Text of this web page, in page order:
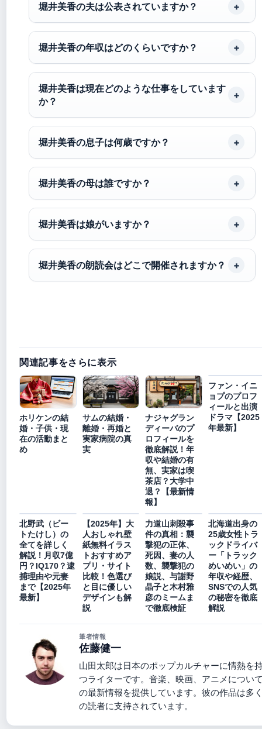
堀井美香の夫は公表されていますか？
堀井美香の年収はどのくらいですか？
堀井美香は現在どのような仕事をしています
か？
堀井美香の息子は何歳ですか？
堀井美香の母は誰ですか？
堀井美香は娘がいますか？
堀井美香の朗読会はどこで開催されますか？
関連記事をさらに表示
ホリケンの結
婚・子供・現
在の活動まと
め
サムの結婚・
離婚・再婚と
実家病院の真
実
ナジャグラン
ディーバのプ
ロフィールを
徹底解説！年
収や結婚の有
無、実家は喫
茶店？大学中
退？【最新情
報】
ファン・イニ
ョプのプロフ
ィールと出演
ドラマ【2025
年最新】
北野武（ビー
トたけし）の
全てを詳しく
解説！月収7億
円？IQ170？逮
捕理由や元妻
まで【2025年
最新】
【2025年】大
人おしゃれ壁
紙無料イラス
トおすすめア
プリ・サイト
比較！色選び
と目に優しい
デザインも解
説
力道山刺殺事
件の真相：襲
撃犯の正体、
死因、妻の人
数、襲撃犯の
娘説、与謝野
晶子と木村雅
彦のミームま
で徹底検証
北海道出身の
25歳女性トラ
ックドライバ
ー「トラック
めいめい」の
年収や経歴、
SNSでの人気
の秘密を徹底
解説
筆者情報
佐藤健一
山田太郎は日本のポップカルチャーに情熱を
つライターです。音楽、映画、アニメについ
の最新情報を提供しています。彼の作品は多
の読者に支持されています。